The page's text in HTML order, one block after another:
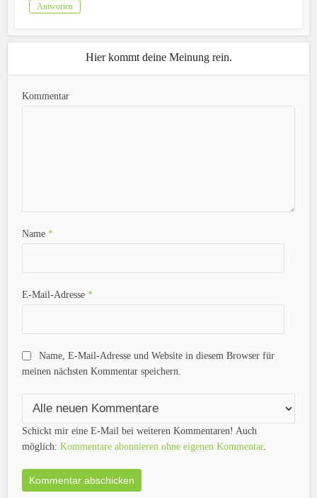
Antworten
Hier kommt deine Meinung rein.
Kommentar
Name *
E-Mail-Adresse *
Name, E-Mail-Adresse und Website in diesem Browser für
meinen nächsten Kommentar speichern.
Schickt mir eine E-Mail bei weiteren Kommentaren! Auch
möglich:Kommentare abonnieren ohne eigenen Kommentar.